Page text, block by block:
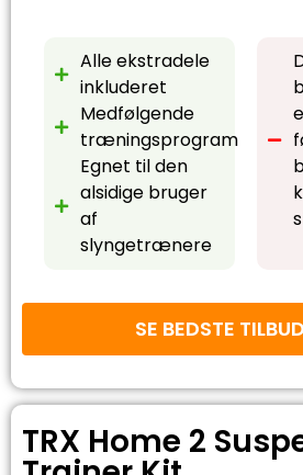
Alle ekstradele
inkluderet
Medfølgende
træningsprogram
Egnet til den
alsidige bruger
af
slyngetrænere
SE BEDSTE
TRX Home 2